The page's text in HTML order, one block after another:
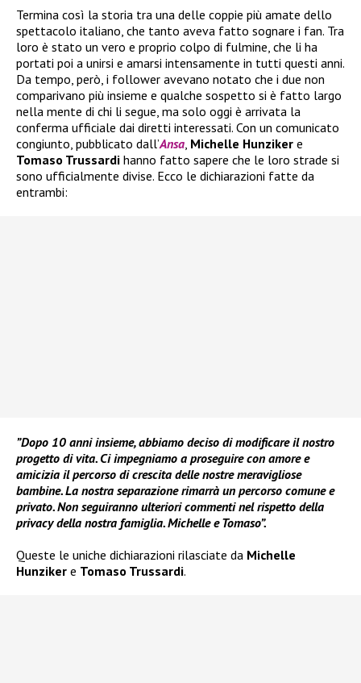
Termina così la storia tra una delle coppie più amate dello
spettacolo italiano, che tanto aveva fatto sognare i fan. Tra
loro è stato un vero e proprio colpo di fulmine, che li ha
portati poi a unirsi e amarsi intensamente in tutti questi anni.
Da tempo, però, i follower avevano notato che i due non
comparivano più insieme e qualche sospetto si è fatto largo
nella mente di chi li segue, ma solo oggi è arrivata la
conferma ufficiale dai diretti interessati. Con un comunicato
congiunto, pubblicato dall’Ansa, Michelle Hunziker e
Tomaso Trussardi hanno fatto sapere che le loro strade si
sono ufficialmente divise. Ecco le dichiarazioni fatte da
entrambi:
”Dopo 10 anni insieme, abbiamo deciso di modificare il nostro
progetto di vita. Ci impegniamo a proseguire con amore e
amicizia il percorso di crescita delle nostre meravigliose
bambine. La nostra separazione rimarrà un percorso comune e
privato. Non seguiranno ulteriori commenti nel rispetto della
privacy della nostra famiglia. Michelle e Tomaso”.
Queste le uniche dichiarazioni rilasciate da Michelle
Hunziker e Tomaso Trussardi.